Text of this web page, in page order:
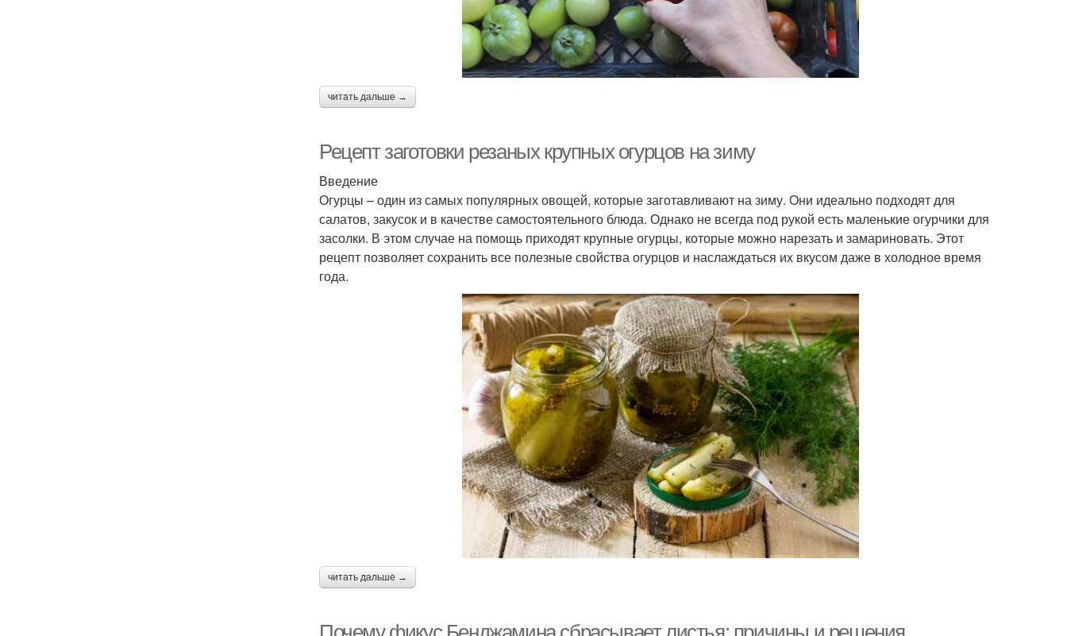
читать дальше →
Рецепт заготовки резаных крупных огурцов на зиму
Введение
Огурцы – один из самых популярных овощей, которые заготавливают на зиму. Они идеально подходят для
салатов, закусок и в качестве самостоятельного блюда. Однако не всегда под рукой есть маленькие огурчики для
засолки. В этом случае на помощь приходят крупные огурцы, которые можно нарезать и замариновать. Этот
рецепт позволяет сохранить все полезные свойства огурцов и наслаждаться их вкусом даже в холодное время
года.
читать дальше →